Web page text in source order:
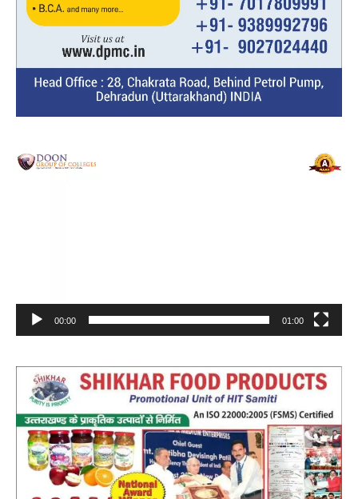
Video
Player
00:00 01:00